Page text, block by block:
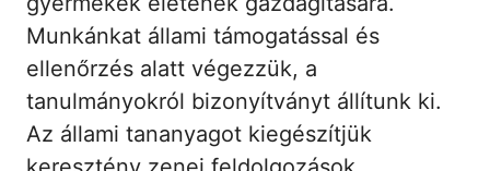
Munkánkat állami támogatással és
ellenőrzés alatt végezzük, a
tanulmányokról bizonyítványt állítunk ki.
Az állami tananyagot kiegészítjük